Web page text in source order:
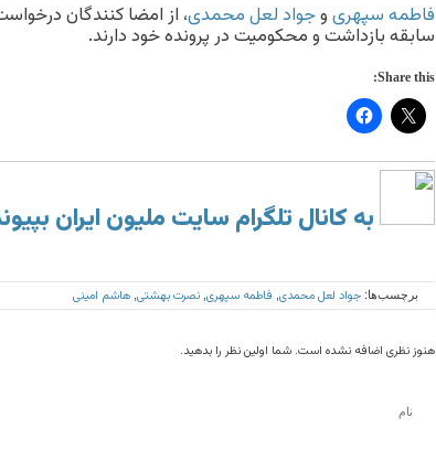
فاطمه سپهریوجواد لعل‌ محمدی، از امضا کنندگان
سابقه بازداشت و محکومیت در پرونده خود دارند.
Share this:
به کانال تلگرام سایت ملیون ایران
برچسب‌ها: جواد لعل محمدی فاطمه سپهری نصرت بهشتی هاشم امینی
هنوز نظری اضافه نشده است. شما اولین نظر را بدهید.